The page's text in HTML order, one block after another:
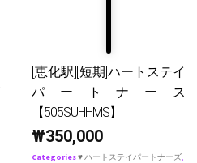
[恵化駅][短期]ハートステイ
パートナース
【505SUHHMS】
₩350,000
Categories♥ ハートステイパートナーズ,